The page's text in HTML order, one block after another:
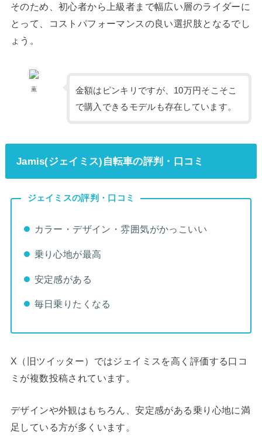
そのため、初心者から上級者まで幅広い層のライダーに
とって、コストパフォーマンスの良い選択肢となるでし
ょう。
薫
金額はピンキリですが、10万円そこそこ
で購入できるモデルも存在しています。
Jamis(ジェイミス)自転車の評判・口コミ
ジェイミスの評判・口コミ
カラー・デザイン・雰囲気がかっこいい
乗り心地が最高
安定感がある
毎日乗りたくなる
X（旧ツイッター）ではジェイミスを高く評価する口コ
ミが複数投稿されています。
デザインや外観はもちろん、安定感がある乗り心地に満
足している方が多くいます。